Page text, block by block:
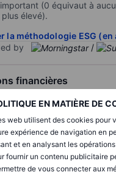
EN MATIÈRE DE
web utilisent des cookies pour
expérience de navigation en
et en analysant les
fournir un contenu publicitaire
de vous connecter aux
(0 équivaut à
élevé).
la méthodologie ESG (en
by
/
financières
T1
XXXXXXX
XXXXXXX